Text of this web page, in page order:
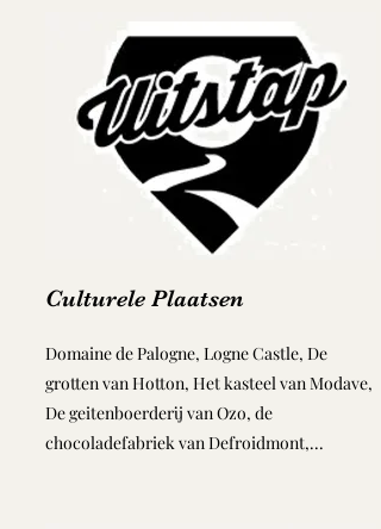
Culturele Plaatsen
Domaine de Palogne, Logne Castle, De
grotten van Hotton, Het kasteel van Modave,
De geitenboerderij van Ozo, de
chocoladefabriek van Defroidmont,...